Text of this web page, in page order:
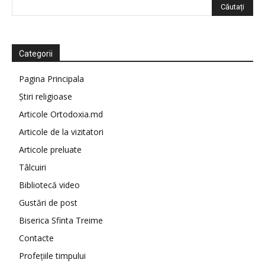
Categorii
Pagina Principala
Știri religioase
Articole Ortodoxia.md
Articole de la vizitatori
Articole preluate
Tâlcuiri
Bibliotecă video
Gustări de post
Biserica Sfinta Treime
Contacte
Profețiile timpului